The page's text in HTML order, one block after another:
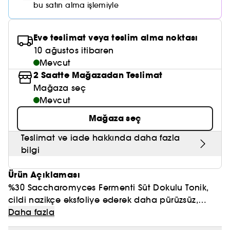
Maske
Cilt Bakım Setleri
Saç Bakım Setleri
Okyanus Esansı
Nemlendirici Bakım
Kızarıklık için Bakım
Sıkılaştırıcı ve Lifting Etkili Bakım
Cilt Tonu Eşitsizliği için Bakım
Işıltı Veren Bakım
Karma ve Yağlı Saçlar
CHAMPO
LE MONDE GOURMAND
SUMMER FRIDAYS
ERBORIAN
OLAPLEX
KÉRASTASE
TANGLE TEEZER
GISOU
K18
KAYALI
ARMANI
SUPERGOOP!
GISOU
OUAI
AMIKA
KAYALI
LE MONDE GOURMAND
bu satın alma işlemiyle
Eve teslimat veya teslim alma noktası
10 ağustos itibaren
Mevcut
2 Saatte Mağazadan Teslimat
Mağaza seç
Mevcut
Mağaza seç
Teslimat ve iade hakkında daha fazla
bilgi
Ürün Açıklaması
%30 Saccharomyces Fermenti Süt Dokulu Tonik,
cildi nazikçe eksfoliye ederek daha pürüzsüz,
daha nemli ve daha aydınlık bir cilt görünümü
sağlamaya yardımcı olur. Bu nazik eksfoliasyon
Daha fazla